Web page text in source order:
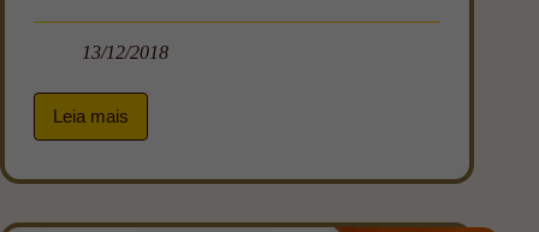
13/12/2018
Leia mais